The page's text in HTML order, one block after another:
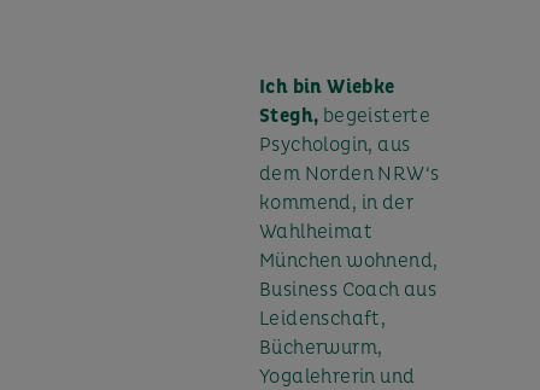
Ich bin Wiebke
Stegh, begeisterte
Psychologin, aus
dem Norden NRW‘s
kommend, in der
Wahlheimat
München wohnend,
Business Coach aus
Leidenschaft,
Bücherwurm,
Yogalehrerin und